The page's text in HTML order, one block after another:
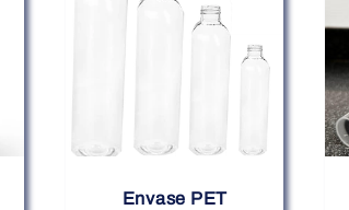
Envase PET